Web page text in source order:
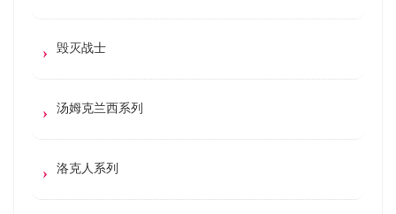
毁灭战士
汤姆克兰西系列
洛克人系列